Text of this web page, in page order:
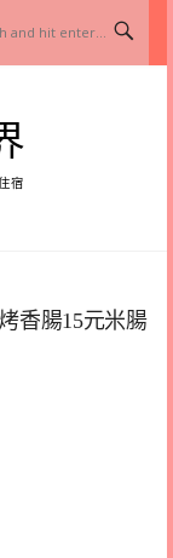
宿
香腸15元米腸